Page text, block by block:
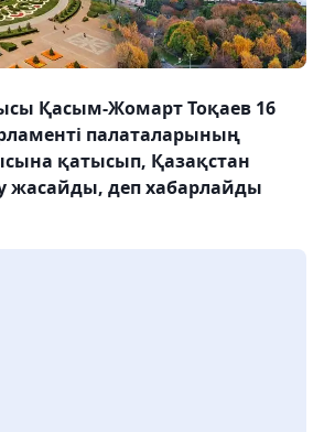
Қасым-Жомарт Тоқаев 16
палаталарының
қатысып, Қазақстан
жасайды, деп хабарлайды